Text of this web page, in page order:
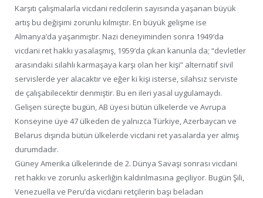
Karşıtı çalışmalarla vicdani redcilerin sayısında yaşanan büyük
artış bu değişimi zorunlu kılmıştır. En büyük gelişme ise
Almanya’da yaşanmıştır. Nazi deneyiminden sonra 1949′da
vicdani ret hakkı yasalaşmış, 1959′da çıkan kanunla da; “devletler
arasındaki silahlı karmaşaya karşı olan her kişi” alternatif sivil
servislerde yer alacaktır ve eğer ki kişi isterse, silahsız serviste
de çalışabilecektir denmiştir. Bu en ileri yasal uygulamaydı.
Gelişen süreçte bugün, AB üyesi bütün ülkelerde ve Avrupa
Konseyine üye 47 ülkeden de yalnızca Türkiye, Azerbaycan ve
Belarus dışında bütün ülkelerde vicdani ret yasalarda yer almış
durumdadır.
Güney Amerika ülkelerinde de 2. Dünya Savaşı sonrası vicdani
ret hakkı ve zorunlu askerliğin kaldırılmasına geçiliyor. Bugün Şili,
Venezuella ve Peru’da vicdani retçilerin başı beladan